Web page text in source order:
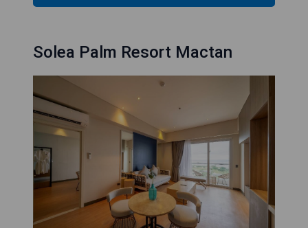
Solea Palm Resort Mactan